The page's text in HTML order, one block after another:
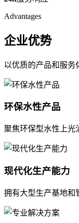
Advantages
企业优势
以优质的产品和服务
环保水性产品
聚焦环保型水性上光
现代化生产能力
拥有大型生产基地和